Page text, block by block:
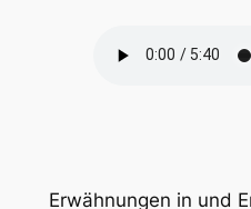
Erwähnungen in und